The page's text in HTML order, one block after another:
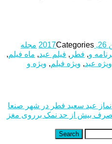
Categories
مجله
و, فطر , فیلم عید, ماه فیلم,
ویژه عید, ویژه فیلم, ویژه و
نماز عید سعید فطر در شهر صنعا
بیش از حد نمک برروی مغز
Search